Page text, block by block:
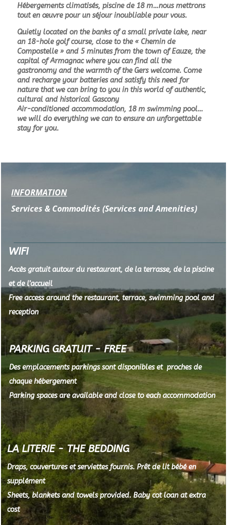
Hébergements climatisés, piscine de 18 m…nous mettrons
tout en œuvre pour un séjour inoubliable pour vous.
Quietly located on the banks of a small private lake, near
an 18-hole golf course, close to the « Chemin de
Compostelle » and 5 minutes from the town of Eauze, the
capital of Armagnac where you can find all the
gastronomy and the warmth of the Gers welcome. Come
and recharge your batteries and satisfy this need for
nature that we can bring to you in this world of authentic,
cultural and historical Gascony
Air-conditioned accommodation, 18 m swimming pool…
we will do everything we can to ensure an unforgettable
stay for you.
INFORMATION
Services & Commodités(Services and Amenities)
WIFI
Accès gratuit autour du restaurant, de la terrasse, de la piscine
et de l’accueil
Free access around the restaurant, terrace, swimming pool and
reception
PARKING GRATUIT - FREE
Des emplacements parkings sont disponibles et proches de
chaque hébergement
Parking spaces are available and close to each accommodation
LA LITERIE - THE BEDDING
Draps, couvertures et serviettes fournis. Prêt de lit bébé en
supplément
Sheets, blankets and towels provided. Baby cot loan at extra
cost